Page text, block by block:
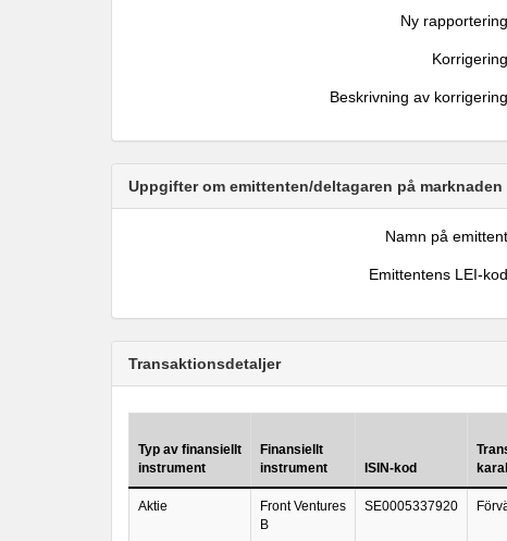
Ny rapportering
Korrigering
Beskrivning av korrigering
Uppgifter om emittenten/deltagaren på
Namn på emittent
Emittentens LEI-kod
Transaktionsdetaljer
Typ av finansiellt
instrument
Finansiellt
instrument
ISIN-kod
Aktie
Front Ventures
B
SE0005337920